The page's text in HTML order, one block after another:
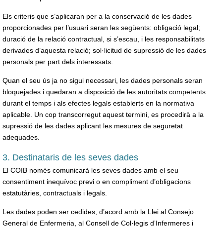
Els criteris que s’aplicaran per a la conservació de les dades
proporcionades per l’usuari seran les següents: obligació legal;
duració de la relació contractual, si s’escau, i les responsabilitats
derivades d’aquesta relació; sol·licitud de supressió de les dades
personals per part dels interessats.
Quan el seu ús ja no sigui necessari, les dades personals seran
bloquejades i quedaran a disposició de les autoritats competents
durant el temps i als efectes legals establerts en la normativa
aplicable. Un cop transcorregut aquest termini, es procedirà a la
supressió de les dades aplicant les mesures de seguretat
adequades.
3. Destinataris de les seves dades
El COIB només comunicarà les seves dades amb el seu
consentiment inequívoc previ o en compliment d’obligacions
estatutàries, contractuals i legals.
Les dades poden ser cedides, d’acord amb la Llei al Consejo
General de Enfermeria, al Consell de Col·legis d’Infermeres i